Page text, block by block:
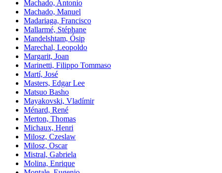
Machado, Antonio
Machado, Manuel
Madariaga, Francisco
Mallarmé, Stéphane
Mandelshtam, Ósip
Marechal, Leopoldo
Margarit, Joan
Marinetti, Filippo Tommaso
Martí, José
Masters, Edgar Lee
Matsuo Basho
Mayakovski, Vladímir
Ménard, René
Merton, Thomas
Michaux, Henri
Milosz, Czeslaw
Milosz, Oscar
Mistral, Gabriela
Molina, Enrique